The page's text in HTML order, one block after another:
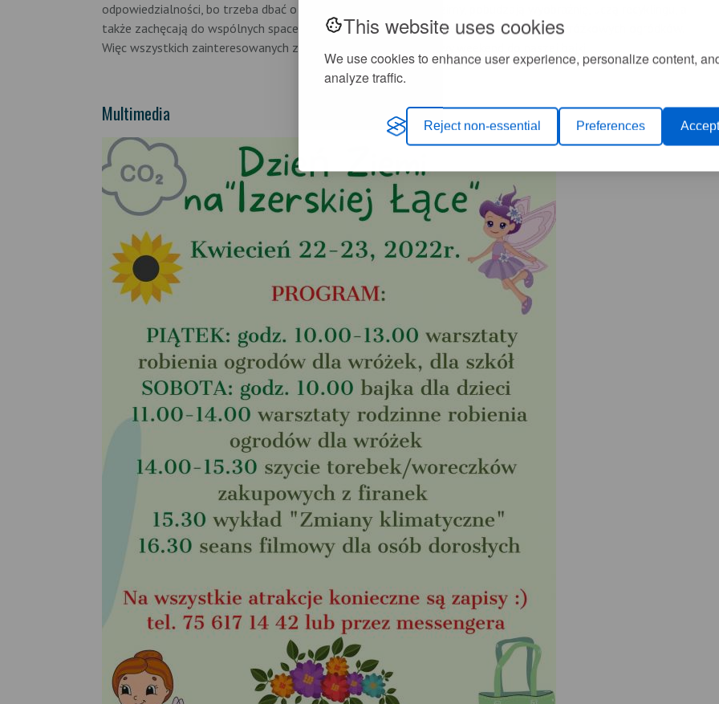
This website uses cookies
We use cookies to enhance user experience, personalize content,
analyze traffic.
Reject non-essential Preferences
odpowiedzialności, bo trzeba dbać o rośliny, które w nim posadzimy, pobudzają wyobraźnię, uczą recyklingu, a
także zachęcają do wspólnych spacerów w poszukiwaniu „skarbów” do aranżacji tych wróżkowych ogródków.
Więc wszystkich zainteresowanych zapraszamy w ten kwietniowy weekend do naszej bajki.
Multimedia